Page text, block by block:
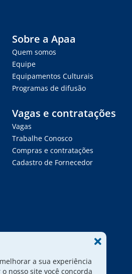
Sobre a Apaa
Quem somos
Equipe
Equipamentos Culturais
Programas de difusão
Vagas e contratações
Vagas
Trabalhe Conosco
Compras e contratações
Cadastro de Fornecedor
a sua experiência
nosso site você concorda